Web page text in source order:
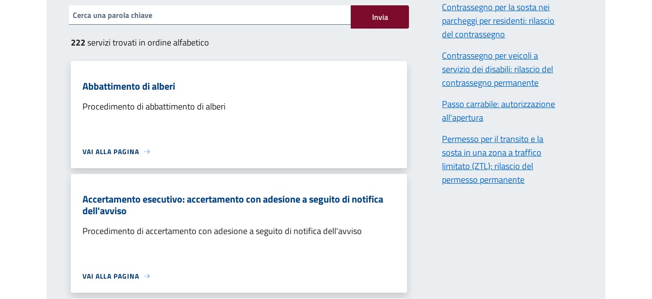
Invia
222servizi trovati in ordine alfabetico
Abbattimento di alberi
Procedimento di abbattimento di alberi
VAI ALLA PAGINA
Accertamento esecutivo: accertamento con adesione a seguito di notifica
dell'avviso
Procedimento di accertamento con adesione a seguito di notifica dell'avviso
VAI ALLA PAGINA
Contrassegno per la sosta nei
parcheggi per residenti: rilascio
del contrassegno
Contrassegno per veicoli a
servizio dei disabili: rilascio del
contrassegno permanente
Passo carrabile: autorizzazione
all'apertura
Permesso per il transito e la
sosta in una zona a traffico
limitato (ZTL): rilascio del
permesso permanente